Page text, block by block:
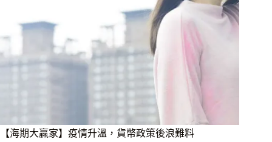
【海期大贏家】疫情升溫，貨幣政策後浪難料